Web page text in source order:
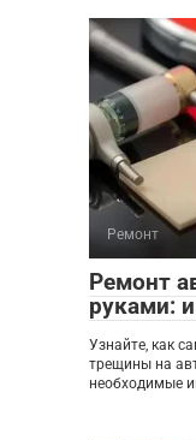
Ремонт
Ремонт
руками:
Узнайте, как
трещины на
необходимые